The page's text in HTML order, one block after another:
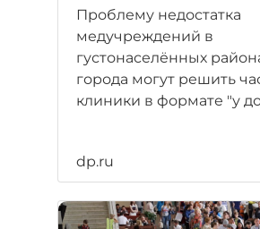
Проблему недостатка
медучреждений в
густонаселённых
города могут решить
клиники в формате "у
dp.ru